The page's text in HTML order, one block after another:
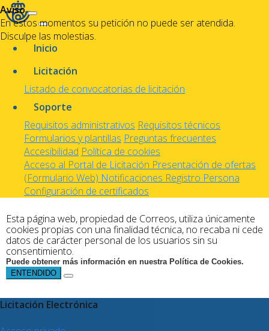
Aviso
En estos momentos su petición no puede ser atendida.
Disculpe las molestias.
Inicio
Licitación
Listado de convocatorias de licitación
Soporte
Requisitos administrativos Requisitos técnicos
Formularios y plantillas Preguntas frecuentes
Accesibilidad Política de cookies
Acceso al Portal de Licitación Presentación de ofertas
(Formulario Web) Notificaciones Registro Persona
Configuración de certificados
Esta página web, propiedad de Correos, utiliza únicamente
cookies propias con una finalidad técnica, no recaba ni cede
datos de carácter personal de los usuarios sin su
consentimiento.
Puede obtener más información en nuestra Política de Cookies.
ENTENDIDO
Licitación Electrónica